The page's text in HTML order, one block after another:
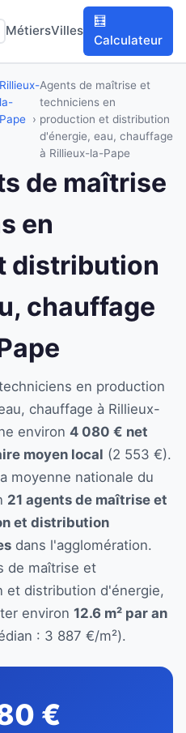
MétiersVilles
🧮
Calculateur
Rillieux-
la-
Pape
Agents de maîtrise et
techniciens en
production et distribution
d'énergie, eau, chauffage
à Rillieux-la-Pape
de maîtrise
en
distribution
chauffage
en production
chauffage à Rillieux-
environ 4 080 € net
moyen local (2 553 €).
moyenne nationale du
21 agents de maîtrise et
et distribution
dans l'agglomération.
de maîtrise et
et distribution d'énergie,
environ 12.6 m² par an
: 3 887 €/m²).
€